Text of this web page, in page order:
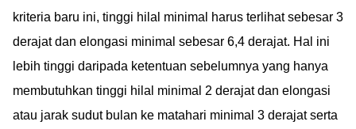
kriteria baru ini, tinggi hilal minimal harus terlihat sebesar 3
derajat dan elongasi minimal sebesar 6,4 derajat. Hal ini
lebih tinggi daripada ketentuan sebelumnya yang hanya
membutuhkan tinggi hilal minimal 2 derajat dan elongasi
atau jarak sudut bulan ke matahari minimal 3 derajat serta